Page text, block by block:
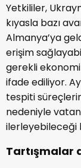
Yetkililer,
kıyasla bazı
Almanya’ya
erişim
gerekli
ifade ediliyor.
tespiti
nedeniyle
ilerleyebileceği
Tartışmalar